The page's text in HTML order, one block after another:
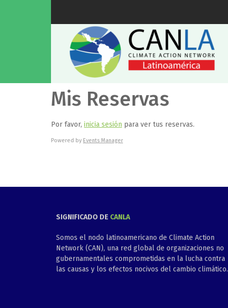
Mis Reservas
Por favor, inicia sesión para ver tus reservas.
Powered by Events Manager
SIGNIFICADO DE CANLA
Somos el nodo latinoamericano de Climate Action
Network (CAN), una red global de organizaciones no
gubernamentales comprometidas en la lucha contra
las causas y los efectos nocivos del cambio climático.